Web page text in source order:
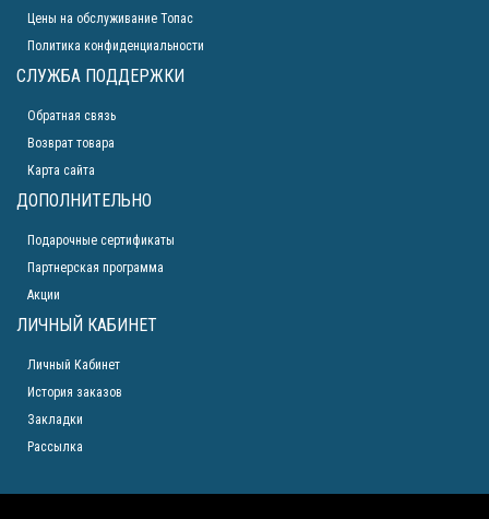
Цены на обслуживание Топас
Политика конфиденциальности
СЛУЖБА ПОДДЕРЖКИ
Обратная связь
Возврат товара
Карта сайта
ДОПОЛНИТЕЛЬНО
Подарочные сертификаты
Партнерская программа
Акции
ЛИЧНЫЙ КАБИНЕТ
Личный Кабинет
История заказов
Закладки
Рассылка